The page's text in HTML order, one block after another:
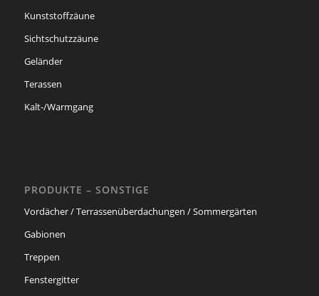
Kunststoffzäune
Sichtschutzzäune
Geländer
Terassen
Kalt-/Warmgang
PRODUKTE – SONSTIGE
Vordächer / Terrassenüberdachungen / Sommergärten
Gabionen
Treppen
Fenstergitter